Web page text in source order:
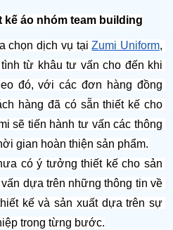
áo nhóm team building
chọn dịch vụ tại Zumi Uniform,
từ khâu tư vấn cho đến khi
đó, với các đơn hàng đồng
hàng đã có sẵn thiết kế cho
sẽ tiến hành tư vấn các thông
gian hoàn thiện sản phẩm.
có ý tưởng thiết kế cho sản
dựa trên những thông tin về
kế và sản xuất dựa trên sự
trong từng bước.